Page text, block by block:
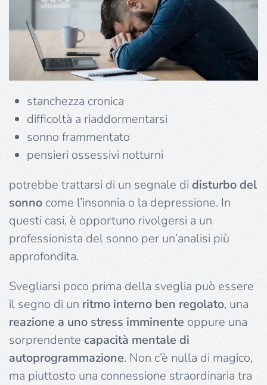
stanchezza cronica
difficoltà a riaddormentarsi
sonno frammentato
pensieri ossessivi notturni
potrebbe trattarsi di un segnale di disturbo del
sonno come l’insonnia o la depressione. In
questi casi, è opportuno rivolgersi a un
professionista del sonno per un’analisi più
approfondita.
Svegliarsi poco prima della sveglia può essere
il segno di un ritmo interno ben regolato, una
reazione a uno stress imminente oppure una
sorprendente capacità mentale di
autoprogrammazione. Non c’è nulla di magico,
ma piuttosto una connessione straordinaria tra